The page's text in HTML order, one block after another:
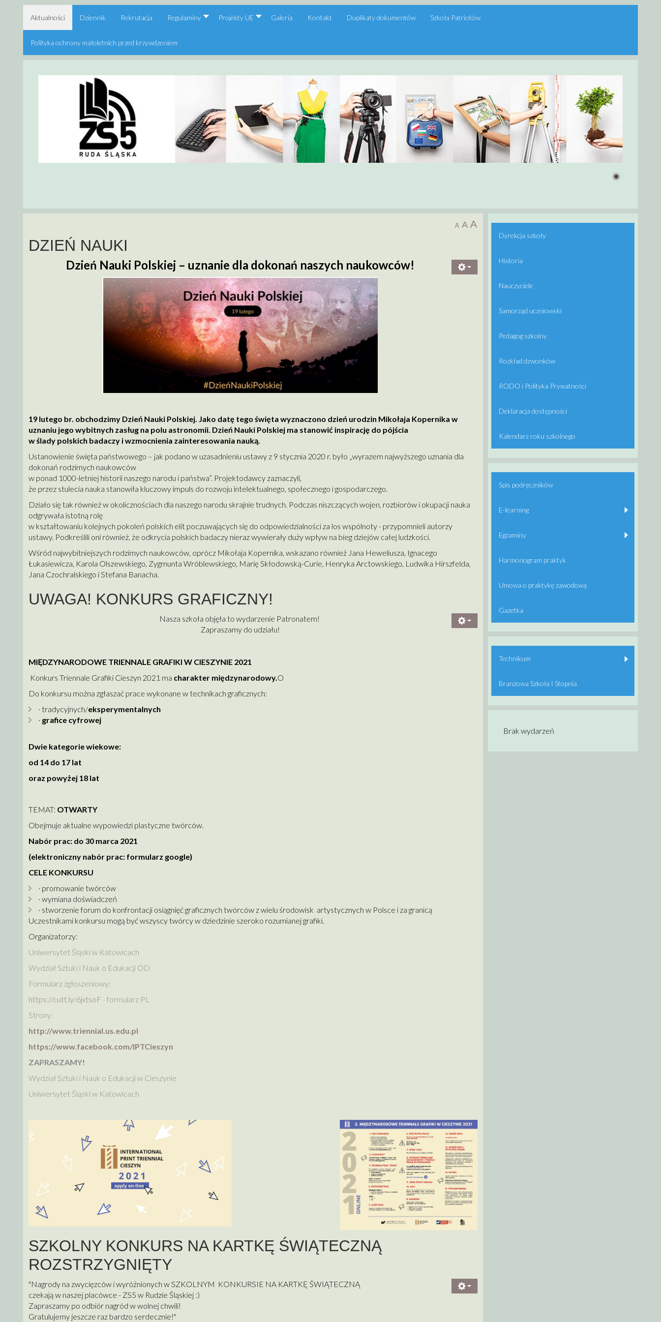
Aktualności Dziennik Rekrutacja Regulaminy Projekty UE Galeria Kontakt Duplikaty dokumentów Szkoła Patriotów
Polityka ochrony małoletnich przed krzywdzeniem
A A A
DZIEŃ NAUKI
Dzień Nauki Polskiej – uznanie dla dokonań naszych naukowców!
19 lutego br. obchodzimy Dzień Nauki Polskiej. Jako datę tego święta wyznaczono dzień urodzin Mikołaja Kopernika w
uznaniu jego wybitnych zasług na polu astronomii. Dzień Nauki Polskiej ma stanowić inspirację do pójścia
w ślady polskich badaczy i wzmocnienia zainteresowania nauką.
Ustanowienie święta państwowego – jak podano w uzasadnieniu ustawy z 9 stycznia 2020 r. było „wyrazem najwyższego uznania dla
dokonań rodzimych naukowców
w ponad 1000-letniej historii naszego narodu i państwa”. Projektodawcy zaznaczyli,
że przez stulecia nauka stanowiła kluczowy impuls do rozwoju intelektualnego, społecznego i gospodarczego.
Działo się tak również w okolicznościach dla naszego narodu skrajnie trudnych. Podczas niszczących wojen, rozbiorów i okupacji nauka
odgrywała istotną rolę
w kształtowaniu kolejnych pokoleń polskich elit poczuwających się do odpowiedzialności za los wspólnoty - przypomnieli autorzy
ustawy. Podkreślili oni również, że odkrycia polskich badaczy nieraz wywierały duży wpływ na bieg dziejów całej ludzkości.
Wśród najwybitniejszych rodzimych naukowców, oprócz Mikołaja Kopernika, wskazano również Jana Heweliusza, Ignacego
Łukasiewicza, Karola Olszewskiego, Zygmunta Wróblewskiego, Marię Skłodowską-Curie, Henryka Arctowskiego, Ludwika Hirszfelda,
Jana Czochralskiego i Stefana Banacha.
UWAGA! KONKURS GRAFICZNY!
Nasza szkoła objęła to wydarzenie Patronatem!
Zapraszamy do udziału!
MIĘDZYNARODOWE TRIENNALE GRAFIKI W CIESZYNIE 2021
Konkurs Triennale Grafiki Cieszyn 2021 ma charakter międzynarodowy.O
Do konkursu można zgłaszać prace wykonane w technikach graficznych:
· tradycyjnych/eksperymentalnych
· grafice cyfrowej
Dwie kategorie wiekowe:
od 14 do 17 lat
oraz powyżej 18 lat
TEMAT: OTWARTY
Obejmuje aktualne wypowiedzi plastyczne twórców.
Nabór prac: do 30 marca 2021
(elektroniczny nabór prac: formularz google)
CELE KONKURSU
· promowanie twórców
· wymiana doświadczeń
· stworzenie forum do konfrontacji osiągnięć graficznych twórców z wielu środowisk artystycznych w Polsce i za granicą
Uczestnikami konkursu mogą być wszyscy twórcy w dziedzinie szeroko rozumianej grafiki.
Organizatorzy:
Uniwersytet Śląski w Katowicach
Wydział Sztuki i Nauk o Edukacji OD
Formularz zgłoszeniowy:
https://cutt.ly/6jxtsoF - formularz PL
Strony:
http://www.triennial.us.edu.pl
https://www.facebook.com/IPTCieszyn
ZAPRASZAMY!
Wydział Sztuki i Nauk o Edukacji w Cieszynie
Uniwersytet Śląski w Katowicach
SZKOLNY KONKURS NA KARTKĘ ŚWIĄTECZNĄ
ROZSTRZYGNIĘTY
"Nagrody na zwycięzców i wyróżnionych w SZKOLNYM KONKURSIE NA KARTKĘ ŚWIĄTECZNĄ
czekają w naszej placówce - ZS5 w Rudzie Śląskiej :)
Zapraszamy po odbiór nagród w wolnej chwili!
Gratulujemy jeszcze raz bardzo serdecznie!"
Dyrekcja szkoły
Historia
Nauczyciele
Samorząd uczniowski
Pedagog szkolny
Rozkład dzwonków
RODO i Polityka Prywatności
Deklaracja dostępności
Kalendarz roku szkolnego
Spis podręczników
E-learning
Egzaminy
Harmonogram praktyk
Umowa o praktykę zawodową
Gazetka
Technikum
Branżowa Szkoła I Stopnia
Brak wydarzeń